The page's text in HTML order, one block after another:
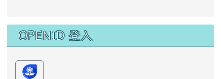
OPENID 登入